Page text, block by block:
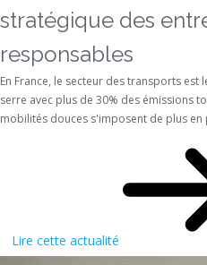
stratégique des
responsables
En France, le secteur des transports
serre avec plus de 30% des émissions
mobilités douces s'imposent de plus en
Lire cette actualité